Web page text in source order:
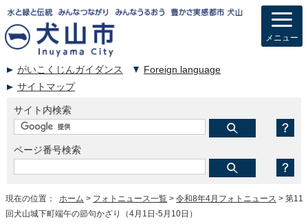
がいこくじんガイダンス
Foreign language
サイトマップ
サイト内検索
ページ番号検索
メニュー
現在の位置： ホーム > フォトニュース一覧 > 令和8年4月フォトニュース > 第11
回犬山城下町端午の節句かざり（4月1日-5月10日）